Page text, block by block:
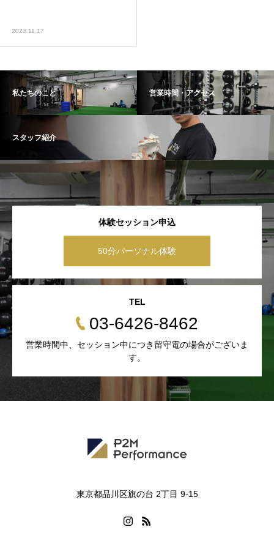
2023.11.17
私たちのこと 営業時間・アクセス
スタッフ紹介
体験セッション申込
50分パーソナル体験
TEL
03-6426-8462
営業時間中、セッション中につき留守電の場合がございま
す。
東京都品川区旗の台 2丁目 9-15